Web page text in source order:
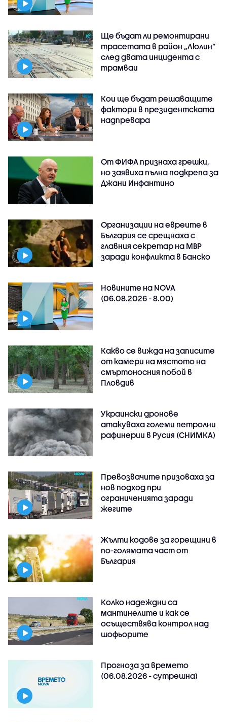
Ще бъдат ли ремонтирани
трасетата в район „Люлин”
след двата инцидента с
трамваи
Кои ще бъдат решаващите
фактори в президентската
надпревара
От ФИФА признаха грешки,
но заявиха пълна подкрепа за
Джани Инфантино
Организации на евреите в
България се срещнаха с
главния секретар на МВР
заради конфликта в Банско
Новините на NOVA
(06.08.2026 - 8.00)
Какво се вижда на записите
от камери на мястото на
смъртоносния побой в
Пловдив
Украински дронове
атакуваха големи петролни
рафинерии в Русия (СНИМКА)
Превозвачите призоваха за
нов подход при
ограниченията заради
жегите
Жълти кодове за горещини в
по-голямата част от
България
Колко надеждни са
мантинелите и как се
осъществява контрол над
шофьорите
Прогноза за времето
(06.08.2026 - сутрешна)